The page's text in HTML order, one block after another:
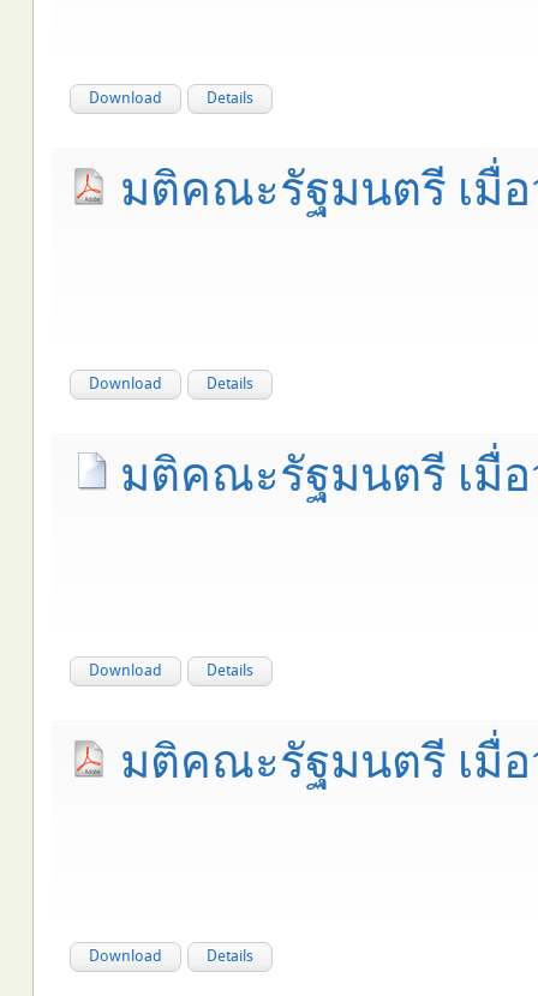
Download Details
มติคณะรัฐมนตรี เมื่
Download Details
มติคณะรัฐมนตรี เมื่
Download Details
มติคณะรัฐมนตรี เมื่
Download Details